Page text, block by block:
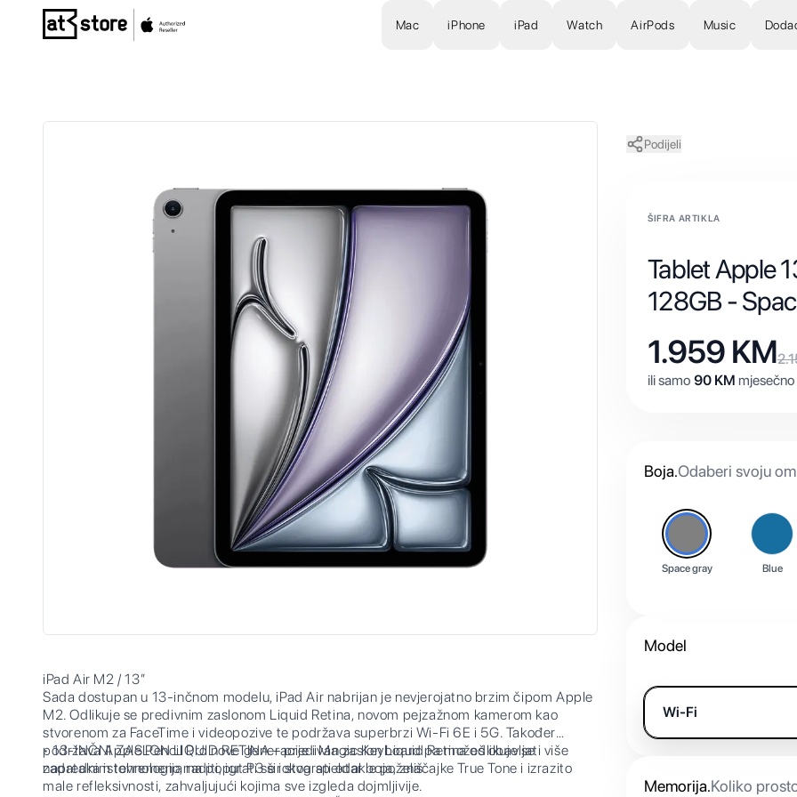
Posjetite početnu stranicu AT Store
Mac iPhone iPad Watch AirPods Music
iPad Air M2 / 13”
Sada dostupan u 13-inčnom modelu, iPad Air nabrijan je nevjerojatno brzim čipom Apple
M2. Odlikuje se predivnim zaslonom Liquid Retina, novom pejzažnom kamerom kao
stvorenom za FaceTime i videopozive te podržava superbrzi Wi-Fi 6E i 5G. Također
podržava Apple Pencil Pro nove generacije i Magic Keyboard pa možeš obavljati više
zadataka istovremeno, raditi, igrati se i stvarati odakle poželiš.
• 13-INČNI ZASLON LIQUID RETINA – predivan zaslon Liquid Retina odlikuje se
naprednim tehnologijama poput P3 širokog spektar boja, značajke True Tone i izrazito
male refleksivnosti, zahvaljujući kojima sve izgleda dojmljivije.
Podijeli
ŠIFRA ARTIKLA
Tablet Apple
128GB -
1.959 KM
ili samo 90 KM
Boja.Odaberi svoju
Space gray Blue
Model
Wi-Fi
Memorija.Koliko